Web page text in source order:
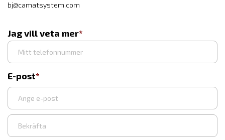
bj@camatsystem.com
Jag vill veta mer
E-post
Ange
e-